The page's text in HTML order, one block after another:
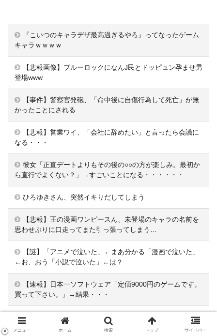
『こいつのキャラデザ最高過ぎるやろ』ってなったゲーム
キャラｗｗｗｗ
【悲報画像】ブルーロックになんJ民とドッピュン孕ませ男
登場www
【事件】警察官発砲、「命中後に自傷行為して死亡」が無
かったことにされる
【悲報】営業ワイ、「会社に辞めたい」と言ったら会議に
なる・・・
彼女「正直デートよりもその後の○○の方が楽しみ。最初か
ら直行でよくない？」→すごいことになる・・・・・・
ひろゆきさん、突然イキりだしてしまう
【悲報】王の漫画ワンピースん、未登場のキャラの名前を
思わせぶりに口走ってまた引っ張ってしまう…
【謎】「アニメで泣いた」←まあ分かる「漫画で泣いた」
←お、おう「小説で泣いた」←は？
【速報】日本一ソフトウェア「定価9000円のゲームです。
買って下さい。」→結果・・・
【画像】JKの間で流行ってるこのゲームの正式名称、誰も
知らないｗｗｗｗ
メニュー ホーム 検索 トップ サイドバー
×